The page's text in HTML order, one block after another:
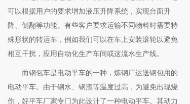
可以根据用户的要求增加液压升降系统，实现台面升
降、侧翻等功能。有些客户要求运输不同物料时需要特
殊形状的转运车，例如我们可以在车上安装滚轮以避免
相互干扰，应用自动化生产车间或这流水生产线。
而钢包车是电动平车的一种，炼钢厂运送钢包用的
电动平车。由于钢水、钢渣等温度过高，为避免出现烧
伤，好平车厂家专门为此设计了一种电动平车。其动力